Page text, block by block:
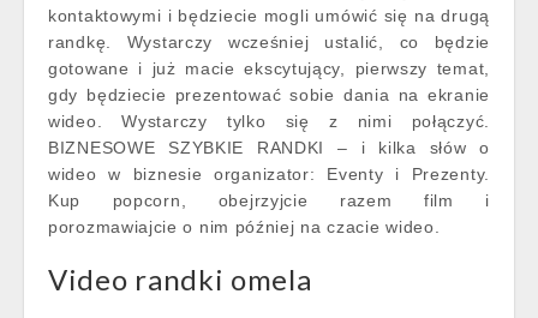
kontaktowymi i będziecie mogli umówić się na drugą
randkę. Wystarczy wcześniej ustalić, co będzie
gotowane i już macie ekscytujący, pierwszy temat,
gdy będziecie prezentować sobie dania na ekranie
wideo. Wystarczy tylko się z nimi połączyć.
BIZNESOWE SZYBKIE RANDKI – i kilka słów o
wideo w biznesie organizator: Eventy i Prezenty.
Kup popcorn, obejrzyjcie razem film i
porozmawiajcie o nim później na czacie wideo.
Video randki omela